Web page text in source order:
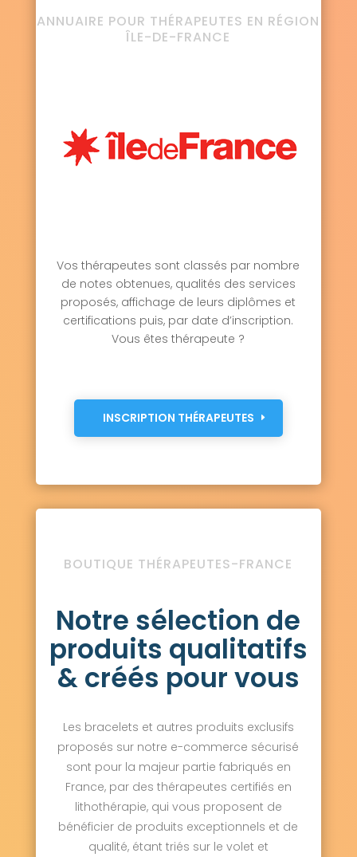
ANNUAIRE POUR THÉRAPEUTES EN RÉGION
ÎLE-DE-FRANCE
Vos thérapeutes sont classés par nombre
de notes obtenues, qualités des services
proposés, affichage de leurs diplômes et
certifications puis, par date d’inscription.
Vous êtes thérapeute ?
INSCRIPTION THÉRAPEUTES
BOUTIQUE THÉRAPEUTES-FRANCE
Notre sélection de
produits qualitatifs
& créés pour vous
Les bracelets et autres produits exclusifs
proposés sur notre e-commerce sécurisé
sont pour la majeur partie fabriqués en
France, par des thérapeutes certifiés en
lithothérapie, qui vous proposent de
bénéficier de produits exceptionnels et de
qualité, étant triés sur le volet et